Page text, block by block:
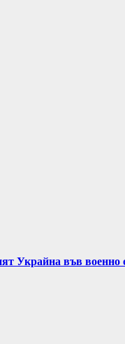
Украйна във